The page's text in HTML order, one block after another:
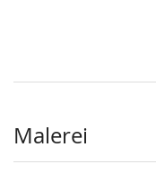
Malerei